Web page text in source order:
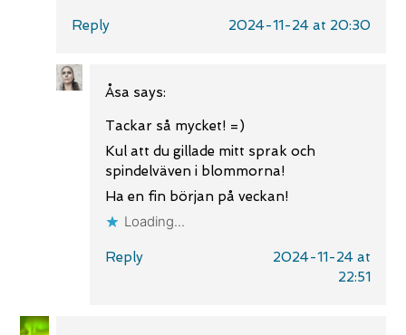
Reply 2024-11-24 at 20:30
Åsa says:
Tackar så mycket! =)
Kul att du gillade mitt sprak och
spindelväven i blommorna!
Ha en fin början på veckan!
Loading...
Reply
2024-11-24 at
22:51